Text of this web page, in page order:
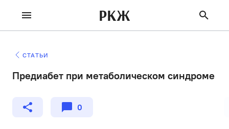
РКЖ
СТАТЬИ
Предиабет при метаболическом синдроме
0